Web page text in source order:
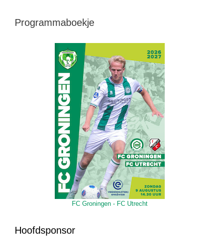
Programmaboekje
FC Groningen - FC Utrecht
Hoofdsponsor